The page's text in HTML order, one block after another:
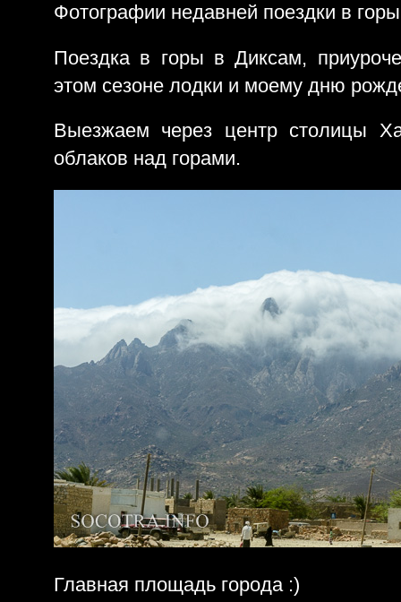
Фотографии недавней поездки в
Поездка в горы в Диксам,
этом сезоне лодки и моему дню
Выезжаем через центр столицы
облаков над горами.
Главная площадь города :)